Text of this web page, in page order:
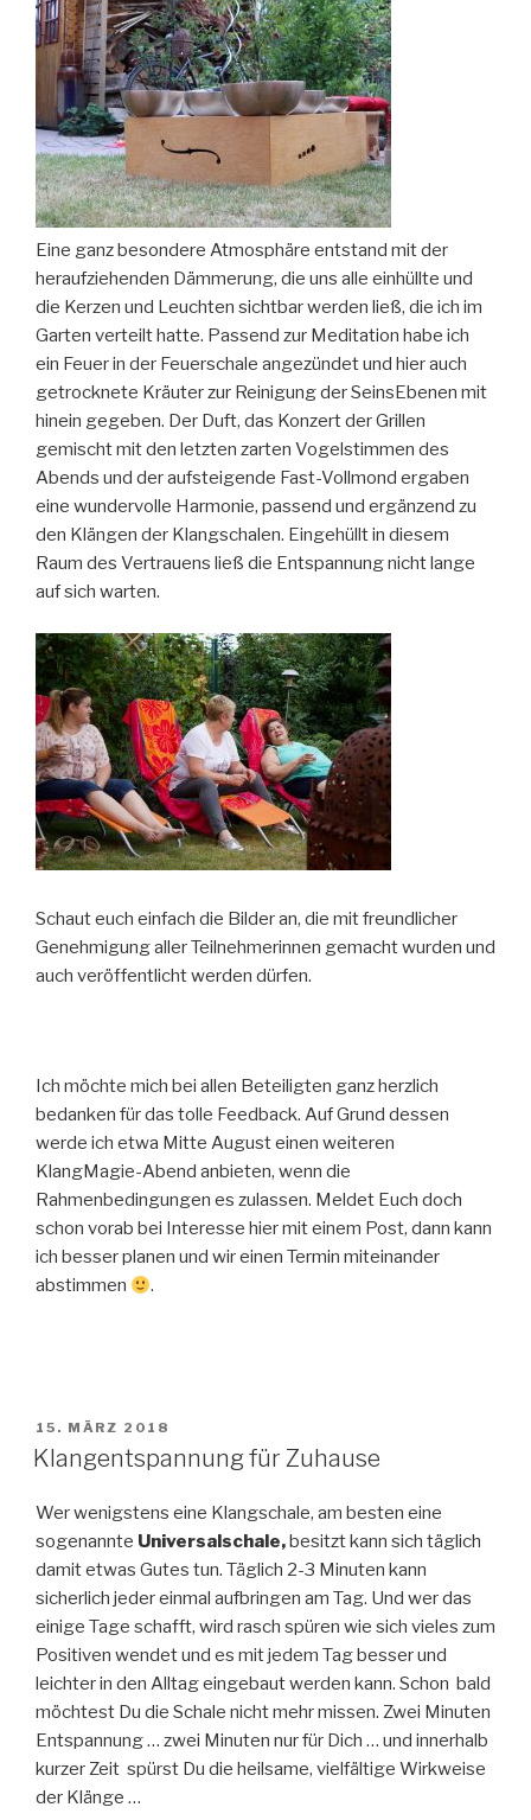
Eine ganz besondere Atmosphäre entstand mit der
heraufziehenden Dämmerung, die uns alle einhüllte und
die Kerzen und Leuchten sichtbar werden ließ, die ich im
Garten verteilt hatte. Passend zur Meditation habe ich
ein Feuer in der Feuerschale angezündet und hier auch
getrocknete Kräuter zur Reinigung der SeinsEbenen mit
hinein gegeben. Der Duft, das Konzert der Grillen
gemischt mit den letzten zarten Vogelstimmen des
Abends und der aufsteigende Fast-Vollmond ergaben
eine wundervolle Harmonie, passend und ergänzend zu
den Klängen der Klangschalen. Eingehüllt in diesem
Raum des Vertrauens ließ die Entspannung nicht lange
auf sich warten.
Schaut euch einfach die Bilder an, die mit freundlicher
Genehmigung aller Teilnehmerinnen gemacht wurden und
auch veröffentlicht werden dürfen.
Ich möchte mich bei allen Beteiligten ganz herzlich
bedanken für das tolle Feedback. Auf Grund dessen
werde ich etwa Mitte August einen weiteren
KlangMagie-Abend anbieten, wenn die
Rahmenbedingungen es zulassen. Meldet Euch doch
schon vorab bei Interesse hier mit einem Post, dann kann
ich besser planen und wir einen Termin miteinander
abstimmen
.
VERÖFFENTLICHT
AM
15. MÄRZ 2018
Klangentspannung für Zuhause
Wer wenigstens eine Klangschale, am besten eine
sogenannte Universalschale,besitzt kann sich täglich
damit etwas Gutes tun. Täglich 2-3 Minuten kann
sicherlich jeder einmal aufbringen am Tag. Und wer das
einige Tage schafft, wird rasch spüren wie sich vieles zum
Positiven wendet und es mit jedem Tag besser und
leichter in den Alltag eingebaut werden kann. Schon bald
möchtest Du die Schale nicht mehr missen. Zwei Minuten
Entspannung … zwei Minuten nur für Dich … und innerhalb
kurzer Zeit spürst Du die heilsame, vielfältige Wirkweise
der Klänge …